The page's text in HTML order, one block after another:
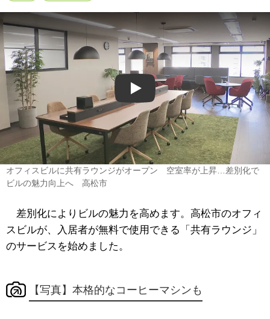
Play
オフィスビルに共有ラウンジがオープン 空室率が上昇…差別化で
ビルの魅力向上へ 高松市
差別化によりビルの魅力を高めます。高松市のオフィ
スビルが、入居者が無料で使用できる「共有ラウンジ」
のサービスを始めました。
【写真】本格的なコーヒーマシンも